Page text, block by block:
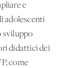
e
adolescenti
sviluppo
didattici dei
come